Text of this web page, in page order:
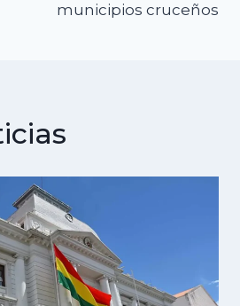
municipios cruceños